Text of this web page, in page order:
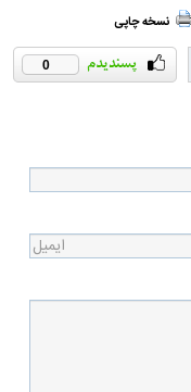
نسخه چاپی
0